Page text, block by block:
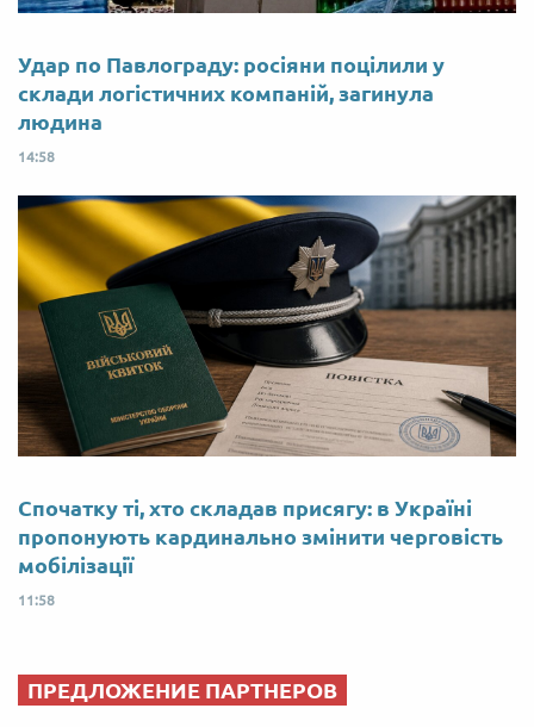
Удар по Павлограду: росіяни поцілили у
склади логістичних компаній, загинула
людина
14:58
Спочатку ті, хто складав присягу: в Україні
пропонують кардинально змінити черговість
мобілізації
11:58
ПРЕДЛОЖЕНИЕ ПАРТНЕРОВ